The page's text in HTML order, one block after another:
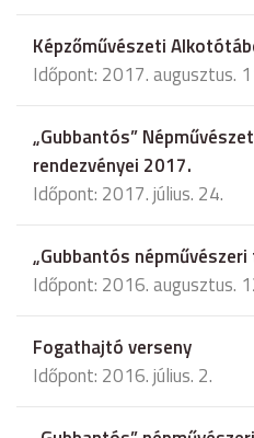
Képzőművészeti
Időpont: 2017. augusztus.
„Gubbantós”
rendezvényei 2017.
Időpont: 2017. július. 24.
„Gubbantós
Időpont: 2016. augusztus.
Fogathajtó verseny
Időpont: 2016. július. 2.